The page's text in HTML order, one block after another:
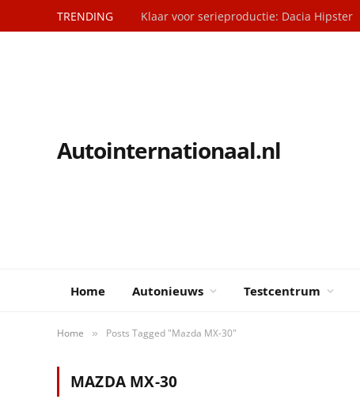
TRENDING Klaar voor serieproductie: Dacia Hipster
Autointernationaal.nl
Home Autonieuws Testcentrum
Home » Posts Tagged "Mazda MX-30"
MAZDA MX-30